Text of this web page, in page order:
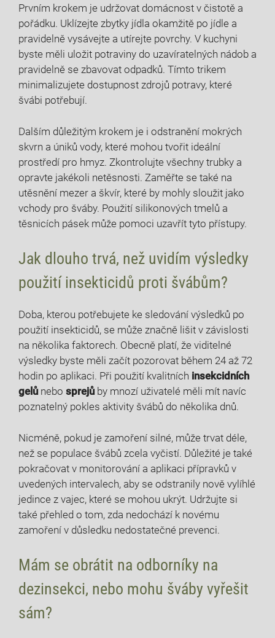
Prvním krokem ⁢je udržovat domácnost ⁢v čistotě ‌a
pořádku. Uklízejte zbytky ​jídla‍ okamžitě ⁤po jídle a
pravidelně vysávejte a utírejte‌ povrchy. V ⁤kuchyni
byste měli uložit ‌potraviny⁤ do uzavíratelných nádob a
pravidelně se zbavovat odpadků. Tímto trikem
minimalizujete dostupnost zdrojů ⁤potravy, které
švábi ‌potřebují.
Dalším důležitým ⁢krokem je i odstranění⁢ mokrých
skvrn a úniků vody,‍ které mohou tvořit ideální
prostředí pro hmyz. Zkontrolujte všechny trubky a⁣
opravte jakékoli netěsnosti. Zaměřte se také ⁢na
utěsnění mezer a škvír, které by mohly ​sloužit jako
vchody‍ pro šváby. Použití silikonových tmelů‍ a
těsnicích pásek může pomoci uzavřít tyto přístupy.
Jak ‍dlouho trvá, než uvidím​ výsledky
použití insekticidů proti švábům?
Doba, kterou ⁢potřebujete ke sledování výsledků po‌
použití⁢ insekticidů, se může ⁣značně lišit v závislosti
na několika faktorech.‌ Obecně ‌platí, že viditelné⁤
výsledky​ byste měli‌ začít pozorovat během ⁤24 až 72
hodin​ po aplikaci. Při použití kvalitních insekcidních​
gelů nebo sprejů by mnozí ⁢uživatelé měli mít⁢ navíc ​
poznatelný pokles aktivity ⁣švábů do ‍několika ⁢dnů.
Nicméně, pokud je zamoření silné, ‍může trvat déle,
než ⁤se populace švábů‌ zcela vyčistí. Důležité je také
pokračovat v monitorování a ⁢aplikaci přípravků⁢ v​
uvedených intervalech,‍ aby⁢ se odstranily ‌nově vylíhlé
jedince z vajec, které ​se ‍mohou ukrýt. Udržujte si
také⁢ přehled o​ tom, zda nedochází k novému
zamoření v důsledku nedostatečné prevenci.
Mám ‍se obrátit ​na odborníky na
⁣dezinsekci, ‌nebo mohu šváby vyřešit
sám?